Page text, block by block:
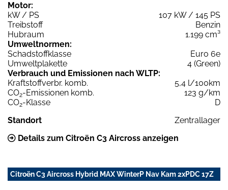
Motor:
kW / PS
107 kW / 145 PS
Treibstoff
Benzin
Hubraum
1.199 cm³
Umweltnormen:
Schadstoffklasse
Euro 6e
Umweltplakette
4 (Green)
Verbrauch und Emissionen nach WLTP:
Kraftstoffverbr. komb.
5,4 l/100km
CO2-Emissionen komb.
123 g/km
CO2-Klasse
D
Standort
Zentrallager
Details zum Citroën C3 Aircross anzeigen
Citroën C3 Aircross Hybrid MAX WinterP Nav Kam 2xPDC 17Z